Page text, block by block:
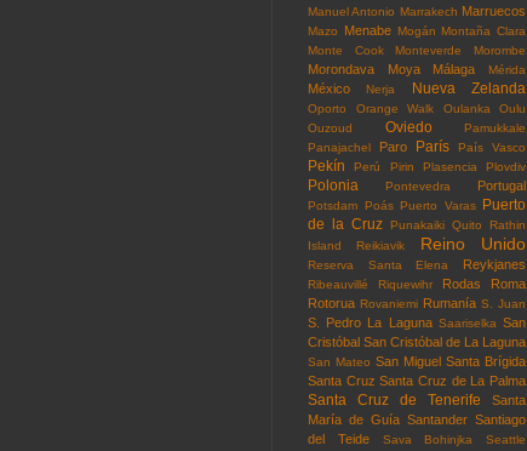
Manuel Antonio Marrakech Marruecos
Mazo Menabe Mogán Montaña Clara
Monte Cook
Monteverde Morombe
Morondava Moya Málaga Mérida
México Nerja Nueva Zelanda
Oporto Orange Walk Oulanka
Oulu
Ouzoud
Oviedo
Pamukkale
Panajachel
Paro París País Vasco
Pekín Perú Pirin Plasencia Plovdiv
Polonia Pontevedra Portugal
Potsdam Poás Puerto Varas Puerto
de la Cruz
Punakaiki Quito
Rathin
Island
Reikiavik Reino Unido
Reserva Santa Elena Reykjanes
Ribeauvillé Riquewihr Rodas
Roma
Rotorua Rovaniemi Rumanía S. Juan
S. Pedro La Laguna Saariselka San
Cristóbal San Cristóbal de La Laguna
San Mateo San Miguel Santa Brígida
Santa Cruz Santa Cruz de La Palma
Santa Cruz de Tenerife
Santa
María de Guía Santander Santiago
del Teide
Sava Bohinjka
Seattle